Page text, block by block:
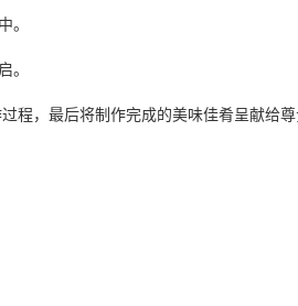
。
。
程，最后将制作完成的美味佳肴呈献给